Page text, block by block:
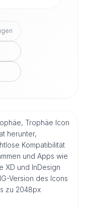
Trophäe Icon
herunter,
Kompatibilität
und Apps wie
XD und InDesign
Version des Icons
zu 2048px